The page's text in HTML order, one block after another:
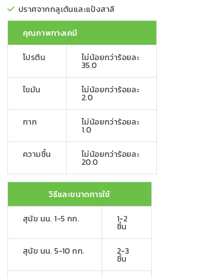
ปราศจากกลูเต้นและแป้งสาลี
คุณภาพทางเคมี
โปรตีน ไม่น้อยกว่าร้อยละ
35.0
ไขมัน ไม่น้อยกว่าร้อยละ
2.0
กาก ไม่น้อยกว่าร้อยละ
1.0
ความชื้น ไม่น้อยกว่าร้อยละ
20.0
วิธีและขนาดการใช้
สุนัข นน. 1-5 กก. 1-2
ชิ้น
สุนัข นน. 5-10 กก. 2-3
ชิ้น